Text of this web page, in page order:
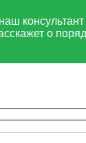
консультант
о